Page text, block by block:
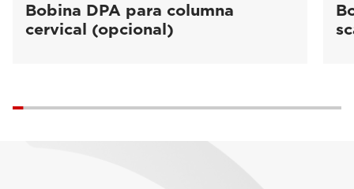
Bobina DPA para columna
cervical (opcional)